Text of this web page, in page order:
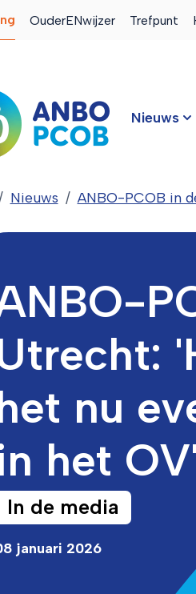
OuderENwijzer Trefpunt
Nieuws
Nieuws ANBO-PCOB in
nu
het OV'
In de media
januari 2026